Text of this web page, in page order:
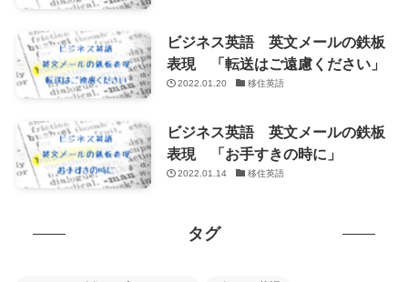
ビジネス英語 英文メールの鉄板
表現 「転送はご遠慮ください」
2022.01.20 移住英語
ビジネス英語 英文メールの鉄板
表現 「お手すきの時に」
2022.01.14 移住英語
タグ